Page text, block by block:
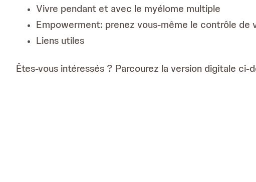
Vivre pendant et avec le myélome multiple
Empowerment: prenez vous-même le contrôle de
Liens utiles
Êtes-vous intéressés ? Parcourez la version digitale